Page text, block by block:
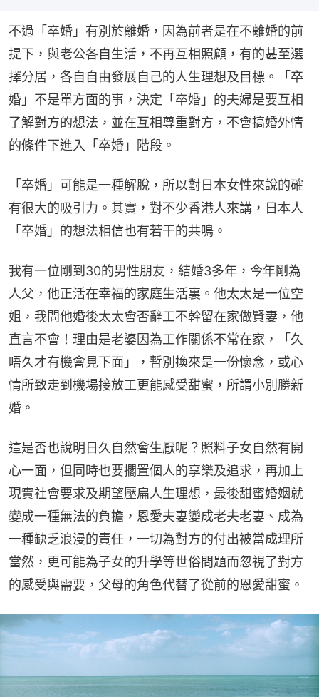
不過「卒婚」有別於離婚，因為前者是在不離婚的前
提下，與老公各自生活，不再互相照顧，有的甚至選
擇分居，各自自由發展自己的人生理想及目標。「卒
婚」不是單方面的事，決定「卒婚」的夫婦是要互相
了解對方的想法，並在互相尊重對方，不會搞婚外情
的條件下進入「卒婚」階段。
「卒婚」可能是一種解脫，所以對日本女性來說的確
有很大的吸引力。其實，對不少香港人來講，日本人
「卒婚」的想法相信也有若干的共鳴。
我有一位剛到30的男性朋友，結婚3多年，今年剛為
人父，他正活在幸福的家庭生活裏。他太太是一位空
姐，我問他婚後太太會否辭工不幹留在家做賢妻，他
直言不會！理由是老婆因為工作關係不常在家，「久
唔久才有機會見下面」，暫別換來是一份懷念，或心
情所致走到機場接放工更能感受甜蜜，所謂小別勝新
婚。
這是否也說明日久自然會生厭呢？照料子女自然有開
心一面，但同時也要擱置個人的享樂及追求，再加上
現實社會要求及期望壓扁人生理想，最後甜蜜婚姻就
變成一種無法的負擔，恩愛夫妻變成老夫老妻、成為
一種缺乏浪漫的責任，一切為對方的付出被當成理所
當然，更可能為子女的升學等世俗問題而忽視了對方
的感受與需要，父母的角色代替了從前的恩愛甜蜜。